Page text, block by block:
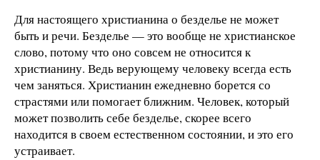
Для настоящего христианина о безделье не может
быть и речи. Безделье — это вообще не христианское
слово, потому что оно совсем не относится к
христианину. Ведь верующему человеку всегда есть
чем заняться. Христианин ежедневно борется со
страстями или помогает ближним. Человек, который
может позволить себе безделье, скорее всего
находится в своем естественном состоянии, и это его
устраивает.